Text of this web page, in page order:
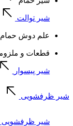
شیر توالت
علم دوش حمام
قطعات و
شیر پیسوار
شیر ظرفشویی
شیر ظرفشویی